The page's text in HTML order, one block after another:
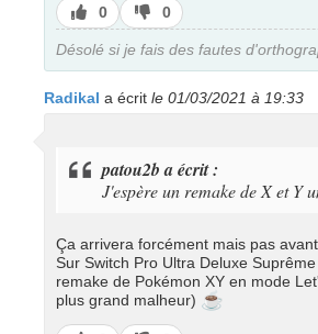
J’aime
0
J’aime
pas
0
Désolé si je fais des fautes
Radikal a écrit le 01/03/2021 à 19:33
patou2b a écrit :
J'espère un remake de X et Y
Ça arrivera forcément mais pas
Sur Switch Pro Ultra Deluxe
remake de Pokémon XY en mode
plus grand malheur) ☕